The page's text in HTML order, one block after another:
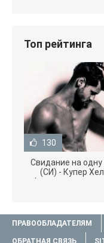
Топ рейтинга
130
Свидание на одну
(СИ) - Купер
(читать книги
ПРАВООБЛАДАТЕЛЯМ
ОБРАТНАЯ СВЯЗЬ